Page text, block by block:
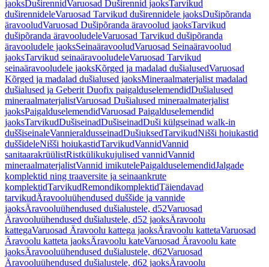
jaoksDuširennidVaruosad Duširennid jaoksTarvikud
duširennideleVaruosad Tarvikud duširennidele jaoksDušipõranda
äravooludVaruosad Dušipõranda äravoolud jaoksTarvikud
dušipõranda äravooludeleVaruosad Tarvikud dušipõranda
äravooludele jaoksSeinaäravooludVaruosad Seinaäravoolud
jaoksTarvikud seinaäravooludeleVaruosad Tarvikud
seinaäravooludele jaoksKõrged ja madalad dušialusedVaruosad
Kõrged ja madalad dušialused jaoksMineraalmaterjalist madalad
dušialused ja Geberit Duofix paigalduselemendidDušialused
mineraalmaterjalistVaruosad Dušialused mineraalmaterjalist
jaoksPaigalduselemendidVaruosad Paigalduselemendid
jaoksTarvikudDušiseinadDušiseinadDuši külgseinad walk-in
duššiseinaleVannieraldusseinadDušiuksedTarvikudNišši hoiukastid
duššideleNišši hoiukastidTarvikudVannidVannid
sanitaarakrüülistRistkülikukujulised vannidVannid
mineraalmaterjalistVannid imikutelePaigalduselemendidJalgade
komplektid ning traaversite ja seinaankrute
komplektidTarvikudRemondikomplektidTäiendavad
tarvikudÄravooluühendused duššide ja vannide
jaoksÄravooluühendused dušialustele, d52Varuosad
Äravooluühendused dušialustele, d52 jaoksÄravoolu
kattegaVaruosad Äravoolu kattega jaoksÄravoolu kattetaVaruosad
Äravoolu katteta jaoksÄravoolu kateVaruosad Äravoolu kate
jaoksÄravooluühendused dušialustele, d62Varuosad
Äravooluühendused dušialustele, d62 jaoksÄravoolu